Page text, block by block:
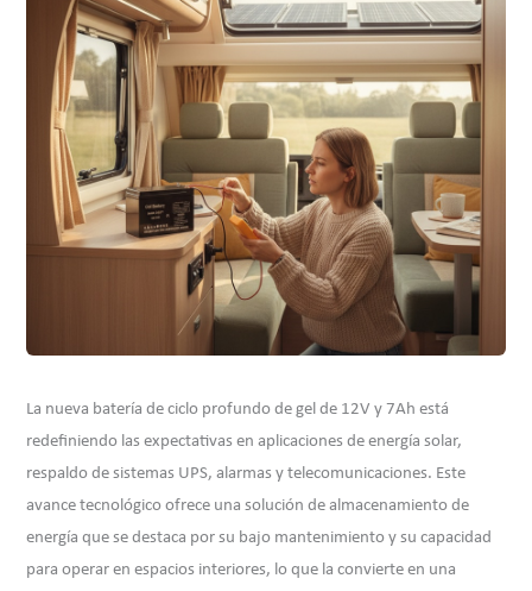
La nueva batería de ciclo profundo de gel de 12V y 7Ah está
redefiniendo las expectativas en aplicaciones de energía solar,
respaldo de sistemas UPS, alarmas y telecomunicaciones. Este
avance tecnológico ofrece una solución de almacenamiento de
energía que se destaca por su bajo mantenimiento y su capacidad
para operar en espacios interiores, lo que la convierte en una